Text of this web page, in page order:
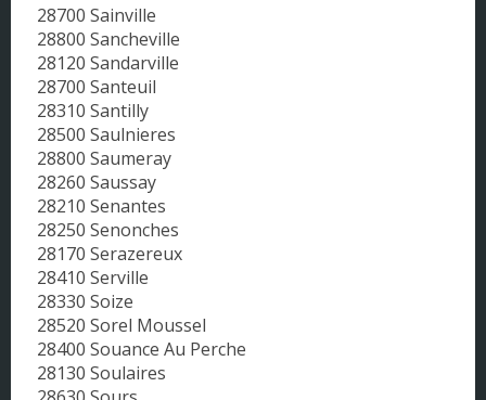
28700 Sainville
28800 Sancheville
28120 Sandarville
28700 Santeuil
28310 Santilly
28500 Saulnieres
28800 Saumeray
28260 Saussay
28210 Senantes
28250 Senonches
28170 Serazereux
28410 Serville
28330 Soize
28520 Sorel Moussel
28400 Souance Au Perche
28130 Soulaires